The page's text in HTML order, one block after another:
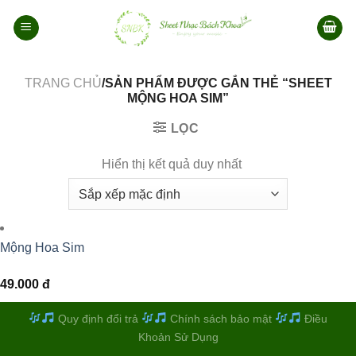
qua
TRANG CHỦ/SẢN PHẨM ĐƯỢC GẮN THẺ “SHEET
MỘNG HOA SIM”
LỌC
Hiển thị kết quả duy nhất
Mộng Hoa Sim
49.000 đ
Quy định đổi trả Chính sách bảo mật
Điều
Khoản Sử Dụng